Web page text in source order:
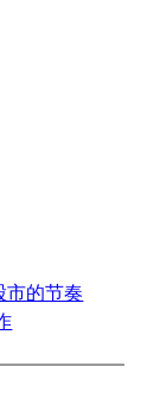
市的节奏